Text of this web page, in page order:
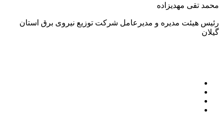
محمد تقی مهدیزاده
رئیس هیئت مدیره و مدیرعامل شرکت توزیع نیروی برق استان
گیلان